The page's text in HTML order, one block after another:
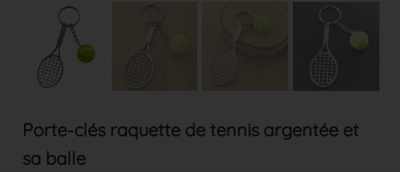
Porte-clés raquette de tennis argentée et
sa balle